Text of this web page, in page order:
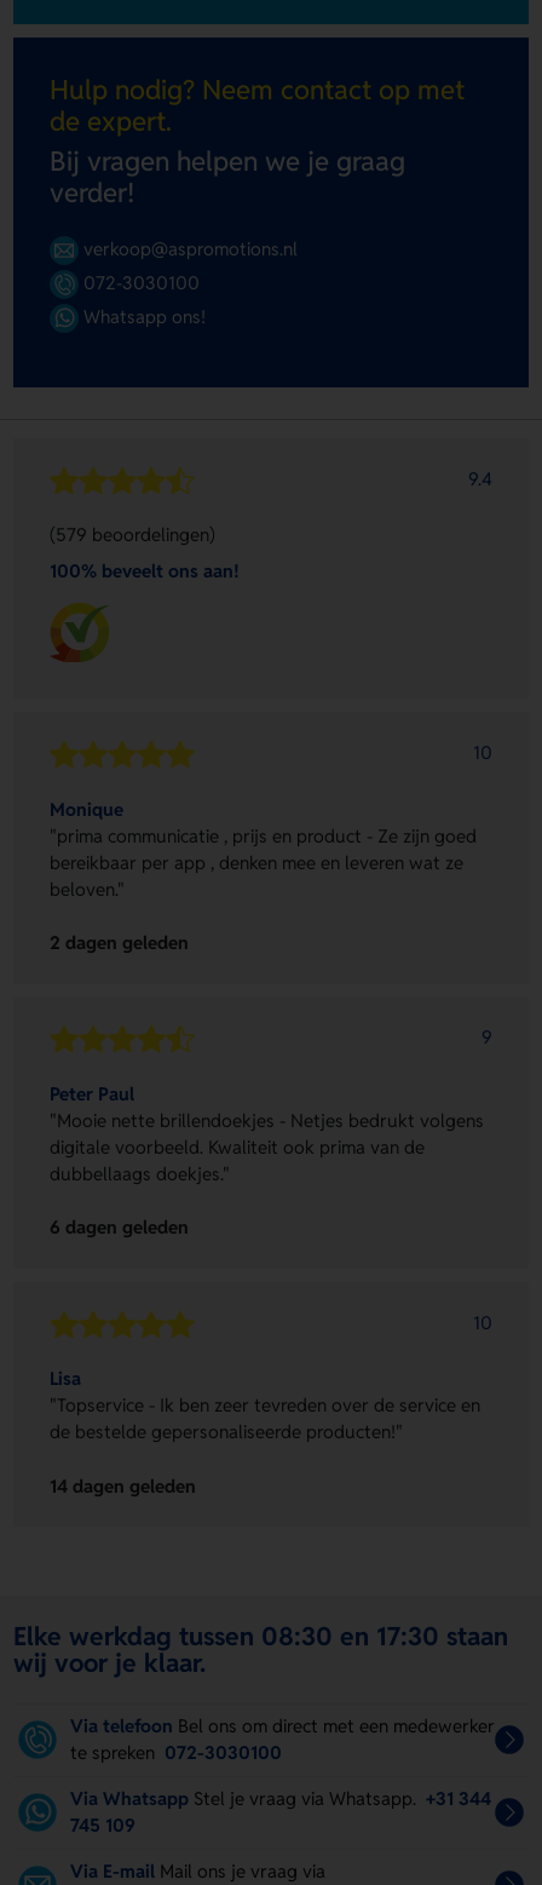
Hulp nodig? Neem contact op met
de expert.
Bij vragen helpen we je graag
verder!
verkoop@aspromotions.nl
072-3030100
Whatsapp ons!
9.4
(579 beoordelingen)
100% beveelt ons aan!
10
Monique
"prima communicatie , prijs en product - Ze zijn goed
bereikbaar per app , denken mee en leveren wat ze
beloven."
2 dagen geleden
9
Peter Paul
"Mooie nette brillendoekjes - Netjes bedrukt volgens
digitale voorbeeld. Kwaliteit ook prima van de
dubbellaags doekjes."
6 dagen geleden
10
Lisa
"Topservice - Ik ben zeer tevreden over de service en
de bestelde gepersonaliseerde producten!"
14 dagen geleden
Elke werkdag tussen 08:30 en 17:30 staan
wij voor je klaar.
Via telefoon Bel ons om direct met een medewerker
te spreken 072-3030100
Via Whatsapp Stel je vraag via Whatsapp. +31 344
745 109
Via E-mail Mail ons je vraag via